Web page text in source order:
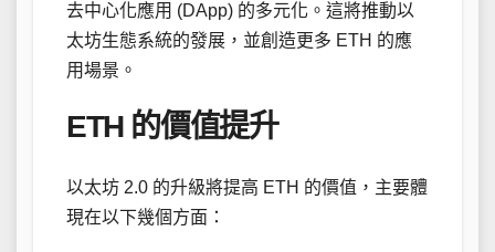
去中心化應用 (DApp) 的多元化。這將推動以
太坊生態系統的發展，並創造更多 ETH 的應
用場景。
ETH 的價值提升
以太坊 2.0 的升級將提高 ETH 的價值，主要體
現在以下幾個方面：